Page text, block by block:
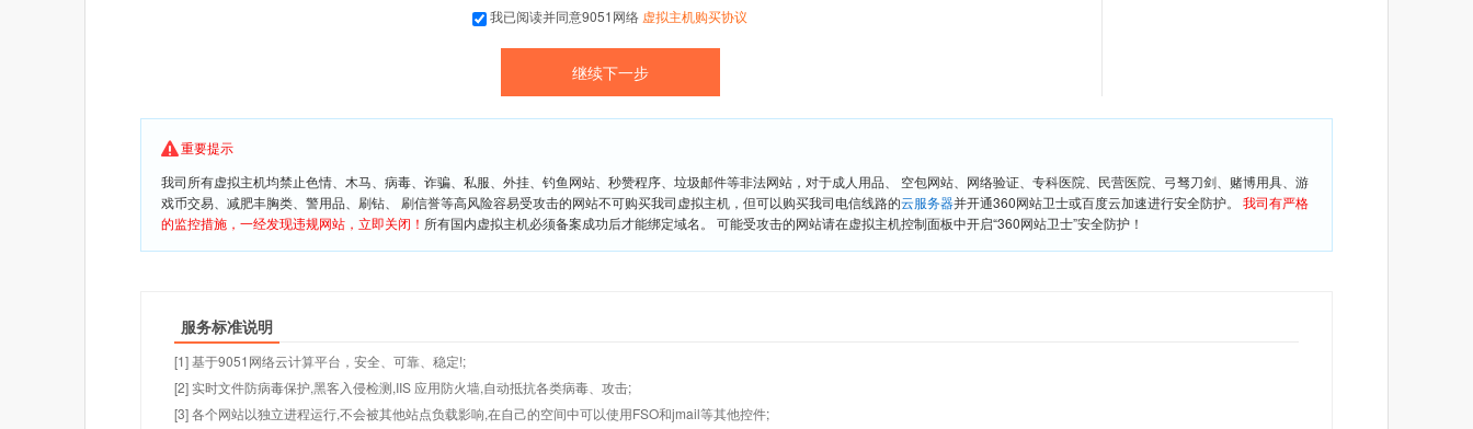
我已阅读并同意9051网络 虚拟主机购买协议
重要提示
我司所有虚拟主机均禁止色情、木马、病毒、诈骗、私服、外挂、钓鱼网站、秒赞程序、垃圾邮件等非法网站，对于成人用品、 空包网站、网络验证、专科医院、民营医院、弓驽刀剑、赌博用具、游
戏币交易、减肥丰胸类、警用品、刷钻、 刷信誉等高风险容易受攻击的网站不可购买我司虚拟主机，但可以购买我司电信线路的云服务器并开通360网站卫士或百度云加速进行安全防护。 我司有严格
的监控措施，一经发现违规网站，立即关闭！ 所有国内虚拟主机必须备案成功后才能绑定域名。 可能受攻击的网站请在虚拟主机控制面板中开启“360网站卫士”安全防护！
服务标准说明
[1] 基于9051网络云计算平台，安全、可靠、稳定!;
[2] 实时文件防病毒保护,黑客入侵检测,IIS 应用防火墙,自动抵抗各类病毒、攻击;
[3] 各个网站以独立进程运行,不会被其他站点负载影响,在自己的空间中可以使用FSO和jmail等其他控件;